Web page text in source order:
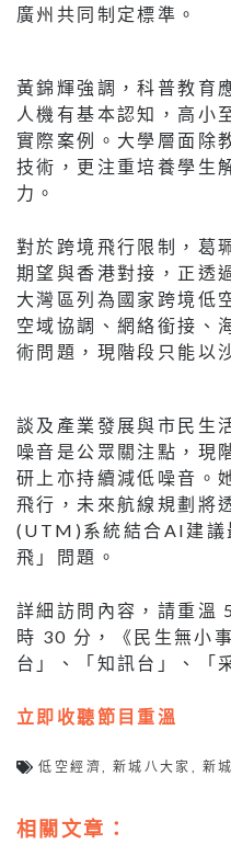
廣州共同制定標準。
黃錦輝強調，科普教育
人機有基本認知，高小
實際案例。大學層面除
技術，更注重培養學生
力。
對於跨境飛行限制，葛
期望與香港對接，正透
大灣區列為國家跨境低
空域協調、網絡銜接、
術問題，現階段只能以
談及產業發展與市民生
噪音是公眾關注點，現
研上亦持續減低噪音。
飛行，未來航線規劃將
(UTM)系統結合AI建議
飛」問題。
詳細訪問內容，請重溫
時 30 分，《民生無小
台」、「知訊台」、「
立即收聽節目重溫
低空經濟 新城八大家 新
相關文章：